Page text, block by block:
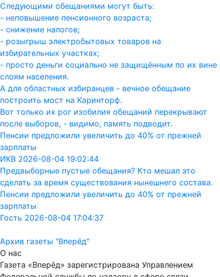
Следующими обещаниями могут быть:
- неповышение пенсионного возраста;
- снижение налогов;
- розыгрыш электробытовых товаров на
избирательных участках;
- просто деньги социально не защищённым по их вине
слоям населения.
А для областных избиранцев - вечное обещание
построить мост на Каринторф.
Вот только их рог изобилия обещаний перекрывают
после выборов, - видимо, память подводит.
Пенсии предложили увеличить до 40% от прежней
зарплаты
ИКВ 2026-08-04 19:02:44
Предвыборные пустые обещания? Кто мешал это
сделать за время существования нынешнего состава.
Пенсии предложили увеличить до 40% от прежней
зарплаты
Гость 2026-08-04 17:04:37
Архив газеты "Вперёд"
О нас
Газета «Вперёд» зарегистрирована Управлением